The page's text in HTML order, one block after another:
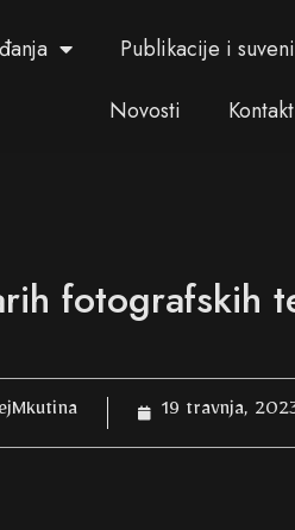
Publikacije i
Novosti
Kontakt
fotografskih
19 travnja,